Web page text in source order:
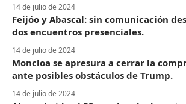
14 de julio de 2024
Feijóo y Abascal: sin comunicación
dos encuentros presenciales.
14 de julio de 2024
Moncloa se apresura a cerrar la
ante posibles obstáculos de Trump.
14 de julio de 2024